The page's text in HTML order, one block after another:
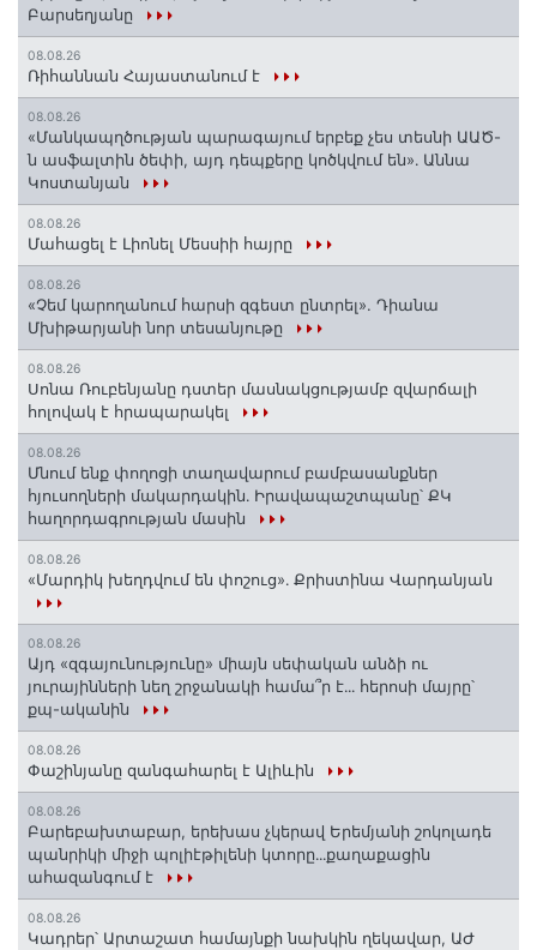
Բարսեղյանը
08.08.26
Ռիհաննան Հայաստանում է
08.08.26
«Մանկապղծության պարագայում երբեք չես տեսնի ԱԱԾ-
ն ասֆալտին ծեփի, այդ դեպքերը կոծկվում են»․ Աննա
Կոստանյան
08.08.26
Մահացել է Լիոնել Մեսսիի հայրը
08.08.26
«Չեմ կարողանում հարսի զգեստ ընտրել». Դիանա
Մխիթարյանի նոր տեսանյութը
08.08.26
Սոնա Ռուբենյանը դստեր մասնակցությամբ զվարճալի
հոլովակ է հրապարակել
08.08.26
Մնում ենք փողոցի տաղավարում բամբասանքներ
հյուսողների մակարդակին․ Իրավապաշտպանը՝ ՔԿ
հաղորդագրության մասին
08.08.26
«Մարդիկ խեղդվում են փոշուց»․ Քրիստինա Վարդանյան
08.08.26
Այդ «զգայունությունը» միայն սեփական անձի ու
յուրայինների նեղ շրջանակի համա՞ր է․․․ հերոսի մայրը՝
քպ-ականին
08.08.26
Փաշինյանը զանգահարել է Ալիևին
08.08.26
Բարեբախտաբար, երեխաս չկերավ Երեմյանի շոկոլադե
պանրիկի միջի պոլիէթիլենի կտորը․․․քաղաքացին
ահազանգում է
08.08.26
Կադրեր՝ Արտաշատ համայնքի նախկին ղեկավար, ԱԺ